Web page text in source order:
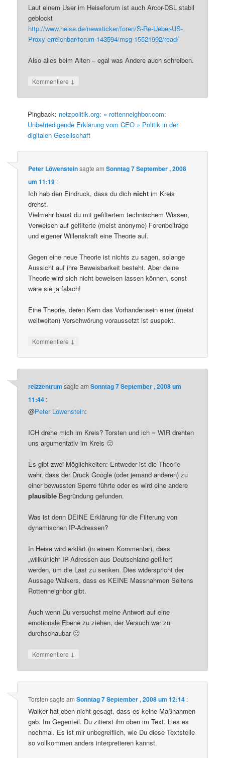
Laut einem User im Heiseforum ist auch Arcor-DSL stabil
geblockt
http://www.heise.de/newsticker/foren/S-Re-Ueber-US-
Proxy-erreichbar/forum-143594/msg-15521992/read/
Also alles beim Alten – egal was Andere auch schreiben.
Kommentiere ↓
Pingback: netzpolitik.org: » rottenneighbor.com:
Unbefriedigende Erklärung vom CEO » Politik in der
digitalen Gesellschaft
Peter Löwensteinsagte amSonntag 7 September , 2008
um 11:19 :
Ich hab den Eindruck, dass du dichnicht im Kreis
drehst.
Vielmehr baust du mit gefiltertem technischem Wissen,
Verweisen auf gefilterte (meist anonyme) Forenbeiträge
und eigener Willenskraft eine Theorie auf.
Gegen eine neue Theorie ist nichts zu sagen, solange
Aussicht auf ihre Beweisbarkeit besteht. Aber deine
Theorie wird sich nicht beweisen lassen können, sonst
wäre sie ja falsch!
Eine Theorie, deren Kern das Vorhandensein einer (meist
weltweiten) Verschwörung voraussetzt ist suspekt.
Kommentiere ↓
reizzentrum sagte amSonntag 7 September , 2008 um
11:44 :
@Peter Löwenstein:
ICH drehe mich im Kreis? Torsten und ich = WIR drehten
uns argumentativ im Kreis 🙂
Es gibt zwei Möglichkeiten: Entweder ist die Theorie
wahr, dass der Druck Google (oder jemand anderen) zu
einer bewussten Sperre führte oder es wird eine andere
plausible Begründung gefunden.
Was ist denn DEINE Erklärung für die Filterung von
dynamischen IP-Adressen?
In Heise wird erklärt (in einem Kommentar), dass
„willkürlich“ IP-Adressen aus Deutschland gefiltert
werden, um die Last zu senken. Dies widerspricht der
Aussage Walkers, dass es KEINE Massnahmen Seitens
Rottenneighbor gibt.
Auch wenn Du versuchst meine Antwort auf eine
emotionale Ebene zu ziehen, der Versuch war zu
durchschaubar 🙂
Kommentiere ↓
Torsten sagte amSonntag 7 September , 2008 um 12:14 :
Walker hat eben nicht gesagt, dass es keine Maßnahmen
gab. Im Gegenteil. Du zitierst ihn oben im Text. Lies es
nochmal. Es ist mir unbegreiflich, wie Du diese Textstelle
so vollkommen anders interpretieren kannst.